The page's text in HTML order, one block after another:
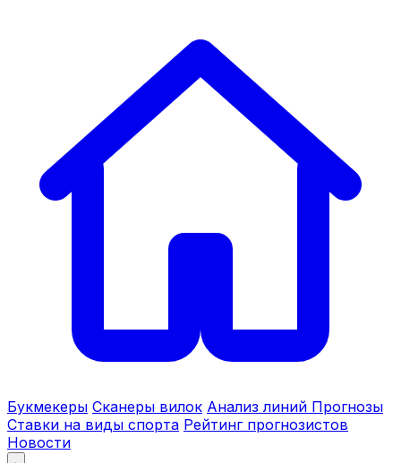
Букмекеры Сканеры вилок Анализ линий Прогнозы
Ставки на виды спорта Рейтинг прогнозистов
Новости